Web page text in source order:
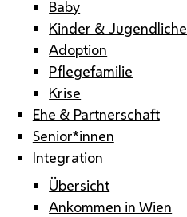
Baby
Kinder & Jugendliche
Adoption
Pflegefamilie
Krise
Ehe & Partnerschaft
Senior*innen
Integration
Übersicht
Ankommen in Wien